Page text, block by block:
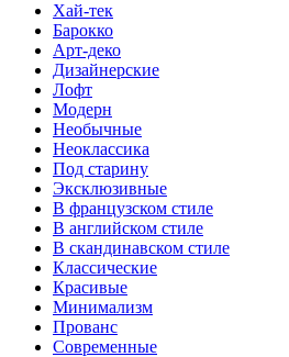
Хай-тек
Барокко
Арт-деко
Дизайнерские
Лофт
Модерн
Необычные
Неоклассика
Под старину
Эксклюзивные
В французском стиле
В английском стиле
В скандинавском стиле
Классические
Красивые
Минимализм
Прованс
Современные